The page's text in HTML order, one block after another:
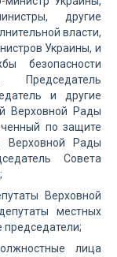
другие
власти,
Украины, и
безопасности
Председатель
и другие
Верховной Рады
по защите
Верховной Рады
Совета
Верховной
местных
председатели;
лица